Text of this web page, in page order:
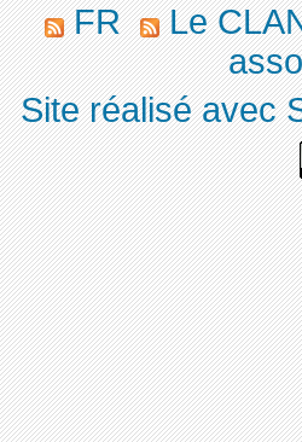
FR
Le
Site réalisé avec